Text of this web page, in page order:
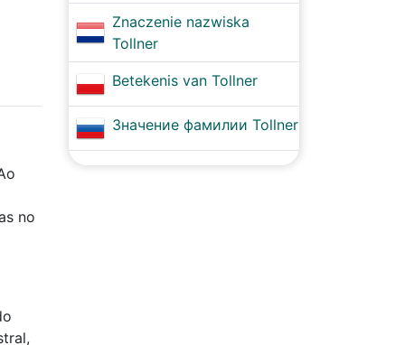
no
Znaczenie nazwiska
Tollner
Betekenis van Tollner
Значение фамилии Tollner